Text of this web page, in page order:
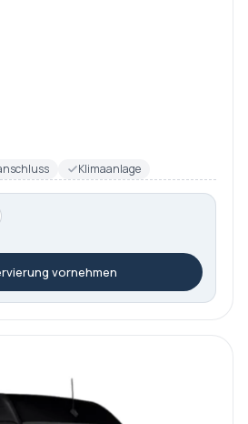
Klimaanlage
vornehmen